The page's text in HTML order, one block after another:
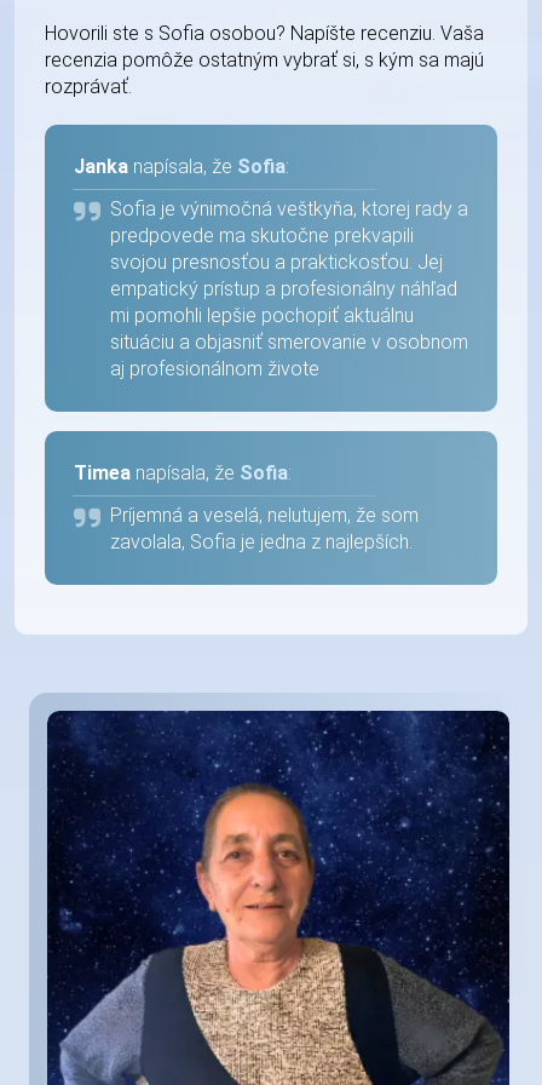
Hovorili ste s Sofia osobou? Napíšte recenziu. Vaša
recenzia pomôže ostatným vybrať si, s kým sa majú
rozprávať.
Janka napísala, že Sofia:
Sofia je výnimočná veštkyňa, ktorej rady a
predpovede ma skutočne prekvapili
svojou presnosťou a praktickosťou. Jej
empatický prístup a profesionálny náhľad
mi pomohli lepšie pochopiť aktuálnu
situáciu a objasniť smerovanie v osobnom
aj profesionálnom živote
Timea napísala, že Sofia:
Príjemná a veselá, nelutujem, že som
zavolala, Sofia je jedna z najlepších.